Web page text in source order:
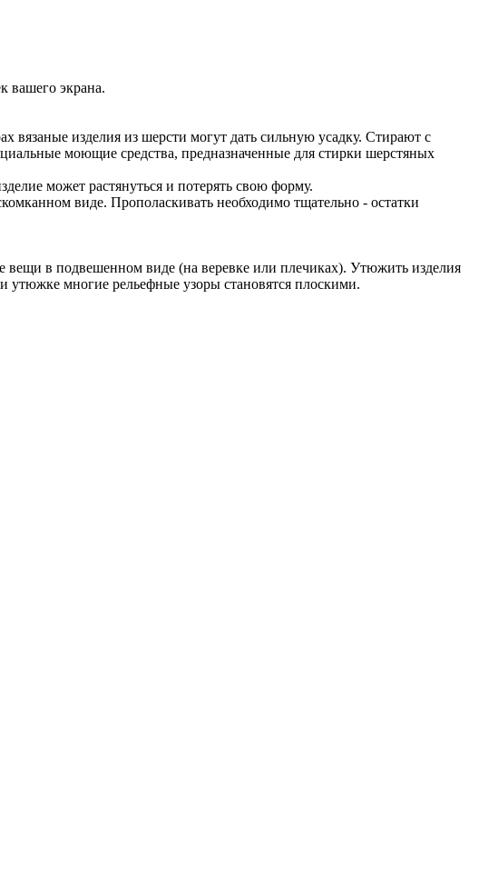
вашего экрана.
вязаные изделия из шерсти могут дать сильную усадку. Стирают с
моющие средства, предназначенные для стирки шерстяных
может растянуться и потерять свою форму.
виде. Прополаскивать необходимо тщательно - остатки
вещи в подвешенном виде (на веревке или плечиках). Утюжить изделия
утюжке многие рельефные узоры становятся плоскими.